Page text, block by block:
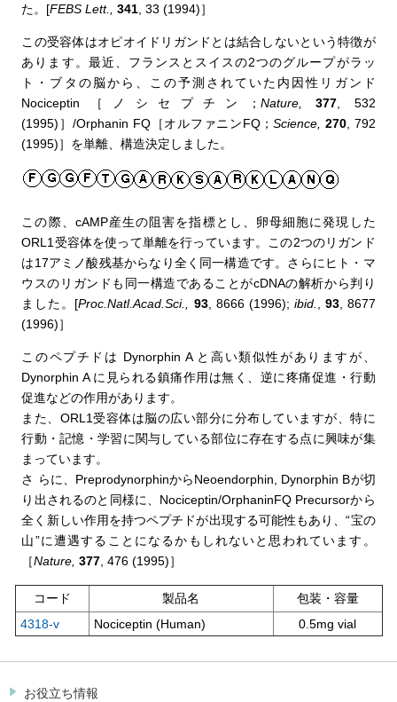
た。[FEBS Lett., 341 , 33 (1994)］
この受容体はオピオイドリガンドとは結合しないという特徴が
あります。最近、フランスとスイスの2つのグループがラッ
ト・ブタの脳から、この予測されていた内因性リガンド
Nociceptin［ノシセプチン； Nature, 377 , 532
(1995)］/Orphanin FQ［オルファニンFQ；Science, 270, 792
(1995)］を単離、構造決定しました。
この際、cAMP産生の阻害を指標とし、卵母細胞に発現した
ORL1受容体を使って単離を行っています。この2つのリガンド
は17アミノ酸残基からなり全く同一構造です。さらにヒト・マ
ウスのリガンドも同一構造であることがcDNAの解析から判り
ました。[Proc.Natl.Acad.Sci., 93, 8666 (1996); ibid. 93, 8677
(1996)］
このペプチドは Dynorphin A と高い類似性がありますが、
Dynorphin A に見られる鎮痛作用は無く、逆に疼痛促進・行動
促進などの作用があります。
また、ORL1受容体は脳の広い部分に分布していますが、特に
行動・記憶・学習に関与している部位に存在する点に興味が集
まっています。
さ らに、PreprodynorphinからNeoendorphin, Dynorphin Bが切
り出されるのと同様に、Nociceptin/OrphaninFQ Precursorから
全く新しい作用を持つペプチドが出現する可能性もあり、“宝の
山”に遭遇することになるかもしれないと思われています。
［Nature, 377 , 476 (1995)］
コード 製品名
包装・容量
4318-v
Nociceptin (Human) 0.5mg vial
お役立ち情報